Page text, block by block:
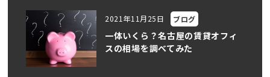
2021年11月25日 ブログ
一体いくら？名古屋の賃貸オフィ
スの相場を調べてみた